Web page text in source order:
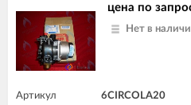
цена по
Нет в
Артикул 6CIRCOLA20